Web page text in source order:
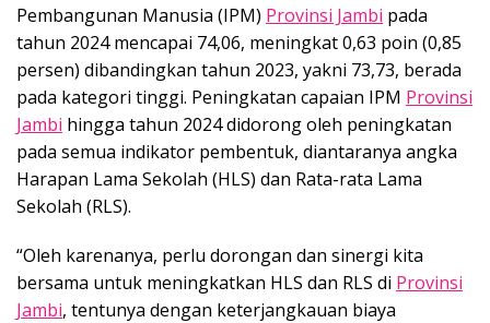
Pembangunan Manusia (IPM) Provinsi Jambi pada
tahun 2024 mencapai 74,06, meningkat 0,63 poin (0,85
persen) dibandingkan tahun 2023, yakni 73,73, berada
pada kategori tinggi. Peningkatan capaian IPM Provinsi
Jambi hingga tahun 2024 didorong oleh peningkatan
pada semua indikator pembentuk, diantaranya angka
Harapan Lama Sekolah (HLS) dan Rata-rata Lama
Sekolah (RLS).
“Oleh karenanya, perlu dorongan dan sinergi kita
bersama untuk meningkatkan HLS dan RLS di Provinsi
Jambi, tentunya dengan keterjangkauan biaya